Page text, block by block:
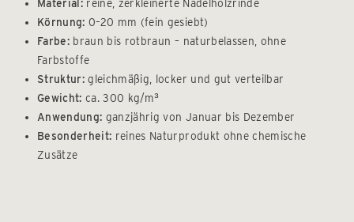
Material: reine, zerkleinerte Nadelholzrinde
Körnung: 0–20 mm (fein gesiebt)
Farbe: braun bis rotbraun – naturbelassen, ohne
Farbstoffe
Struktur: gleichmäßig, locker und gut verteilbar
Gewicht: ca. 300 kg/m³
Anwendung: ganzjährig von Januar bis Dezember
Besonderheit: reines Naturprodukt ohne chemische
Zusätze